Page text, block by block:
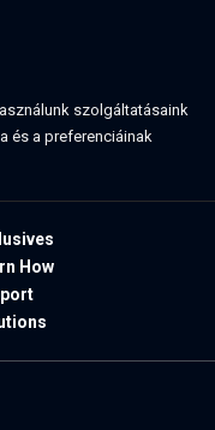
szolgáltatásaink
és a preferenciáinak
How